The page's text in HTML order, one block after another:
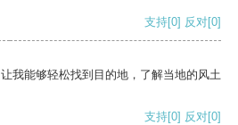
支持[0] 反对[0]
我能够轻松找到目的地，了解当地的风土
支持[0] 反对[0]